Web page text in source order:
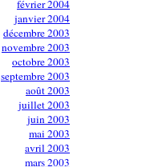
février 2004
janvier 2004
décembre 2003
novembre 2003
octobre 2003
septembre 2003
août 2003
juillet 2003
juin 2003
mai 2003
avril 2003
mars 2003